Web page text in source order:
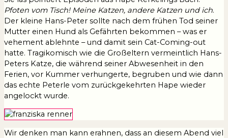
Pfoten vom Tisch! Meine Katzen, andere Katzen und ich.
Der kleine Hans-Peter sollte nach dem frühen Tod seiner
Mutter einen Hund als Gefährten bekommen – was er
vehement ablehnte – und damit sein Cat-Coming-out
hatte. Tragikomisch wie die Großeltern vermeintlich Hans-
Peters Katze, die während seiner Abwesenheit in den
Ferien, vor Kummer verhungerte, begruben und wie dann
das echte Peterle vom zurückgekehrten Hape wieder
angelockt wurde.
Wir denken man kann erahnen, dass an diesem Abend viel